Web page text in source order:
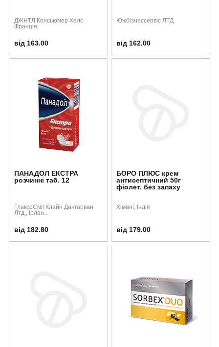
ДЖНТЛ Консьюмер Хелс
Франція
від 163.00
Южбізнессервіс ЛТД
від 162.00
ПАНАДОЛ ЕКСТРА
розчинні таб. 12
ГлаксоСмітКлайн Дангарван
Лтд., Ірлан...
від 182.80
БОРО ПЛЮС крем
антисептичний 50г
фіолет. без запаху
Хімані, Індія
від 179.00